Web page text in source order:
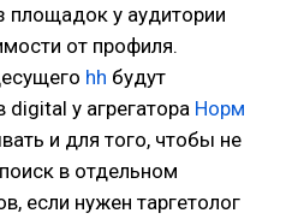
площадок у аудитории
от профиля.
hh будут
digital у агрегатора Норм
и для того, чтобы не
в отдельном
если нужен таргетолог